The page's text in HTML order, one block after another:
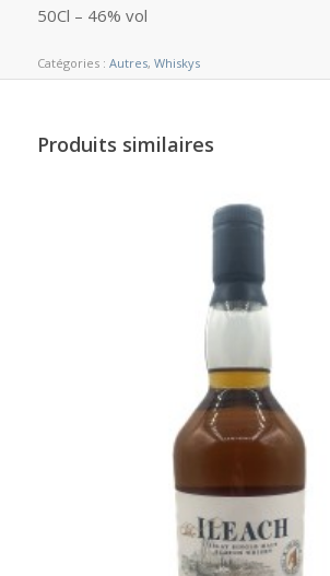
50Cl – 46% vol
Catégories : Autres, Whiskys
Produits similaires